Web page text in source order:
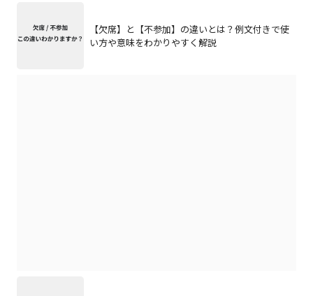
【欠席】と【不参加】の違いとは？例文付きで使
い方や意味をわかりやすく解説